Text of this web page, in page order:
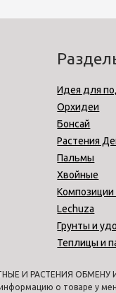
Идея для
Орхидеи
Бонсай
Растения
Пальмы
Хвойные
Композиции
Lechuza
Грунты и
Теплицы и
И РАСТЕНИЯ ОБМЕНУ
о товаре у